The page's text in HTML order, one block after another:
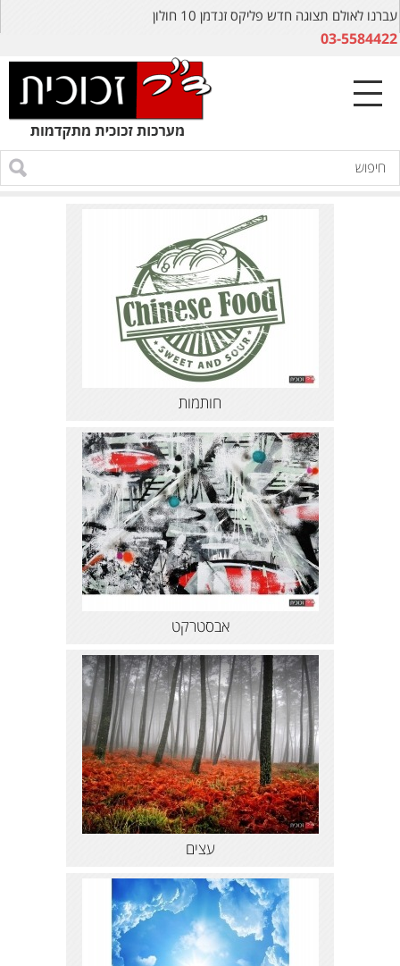
עברנו לאולם תצוגה חדש פליקס זנדמן 10 חולון
03-5584422
חותמות
אבסטרקט
עצים